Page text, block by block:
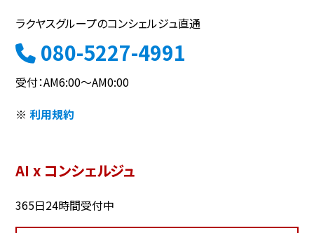
ラクヤスグループのコンシェルジュ直通
080-5227-4991
受付：AM6:00～AM0:00
※利用規約
AI x コンシェルジュ
365日24時間受付中